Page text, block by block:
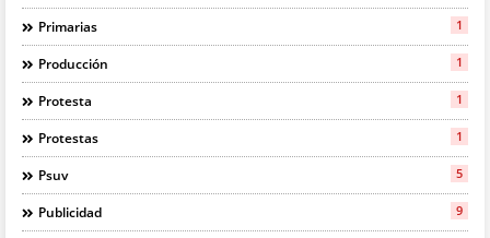
Primarias 1
Producción 1
Protesta 1
Protestas 1
Psuv 5
Publicidad 9